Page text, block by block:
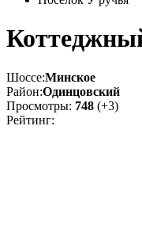
Шоссе:Минское
Район:Одинцовский
Просмотры: 748 (+3)
Рейтинг: